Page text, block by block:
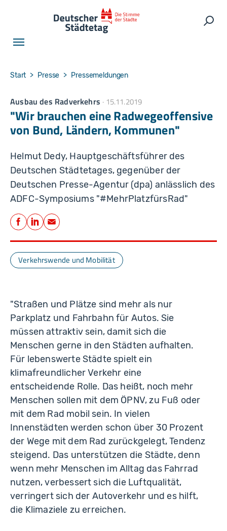
You are here:
Start Presse Pressemeldungen
Ausbau des Radverkehrs 15.11.2019
"Wir brauchen eine Radwegeoffensive
von Bund, Ländern, Kommunen"
Helmut Dedy, Hauptgeschäftsführer des
Deutschen Städtetages, gegenüber der
Deutschen Presse-Agentur (dpa) anlässlich des
ADFC-Symposiums "#MehrPlatzfürsRad"
Teilen
Facebook
LinkedIn
E-Mail
Verkehrswende und Mobilität
"Straßen und Plätze sind mehr als nur
Parkplatz und Fahrbahn für Autos. Sie
müssen attraktiv sein, damit sich die
Menschen gerne in den Städten aufhalten.
Für lebenswerte Städte spielt ein
klimafreundlicher Verkehr eine
entscheidende Rolle. Das heißt, noch mehr
Menschen sollen mit dem ÖPNV, zu Fuß oder
mit dem Rad mobil sein. In vielen
Innenstädten werden schon über 30 Prozent
der Wege mit dem Rad zurückgelegt, Tendenz
steigend. Das unterstützen die Städte, denn
wenn mehr Menschen im Alltag das Fahrrad
nutzen, verbessert sich die Luftqualität,
verringert sich der Autoverkehr und es hilft,
die Klimaziele zu erreichen.